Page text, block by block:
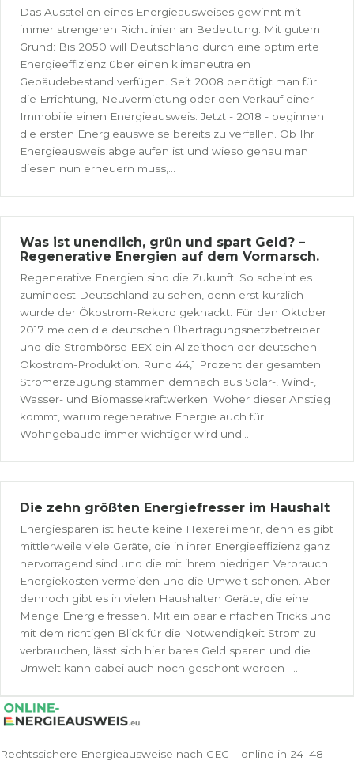
Das Ausstellen eines Energieausweises gewinnt mit
immer strengeren Richtlinien an Bedeutung. Mit gutem
Grund: Bis 2050 will Deutschland durch eine optimierte
Energieeffizienz über einen klimaneutralen
Gebäudebestand verfügen. Seit 2008 benötigt man für
die Errichtung, Neuvermietung oder den Verkauf einer
Immobilie einen Energieausweis. Jetzt - 2018 - beginnen
die ersten Energieausweise bereits zu verfallen. Ob Ihr
Energieausweis abgelaufen ist und wieso genau man
diesen nun erneuern muss,...
Was ist unendlich, grün und spart Geld? –
Regenerative Energien auf dem Vormarsch.
Regenerative Energien sind die Zukunft. So scheint es
zumindest Deutschland zu sehen, denn erst kürzlich
wurde der Ökostrom-Rekord geknackt. Für den Oktober
2017 melden die deutschen Übertragungsnetzbetreiber
und die Strombörse EEX ein Allzeithoch der deutschen
Ökostrom-Produktion. Rund 44,1 Prozent der gesamten
Stromerzeugung stammen demnach aus Solar-, Wind-,
Wasser- und Biomassekraftwerken. Woher dieser Anstieg
kommt, warum regenerative Energie auch für
Wohngebäude immer wichtiger wird und...
Die zehn größten Energiefresser im Haushalt
Energiesparen ist heute keine Hexerei mehr, denn es gibt
mittlerweile viele Geräte, die in ihrer Energieeffizienz ganz
hervorragend sind und die mit ihrem niedrigen Verbrauch
Energiekosten vermeiden und die Umwelt schonen. Aber
dennoch gibt es in vielen Haushalten Geräte, die eine
Menge Energie fressen. Mit ein paar einfachen Tricks und
mit dem richtigen Blick für die Notwendigkeit Strom zu
verbrauchen, lässt sich hier bares Geld sparen und die
Umwelt kann dabei auch noch geschont werden –...
Rechtssichere Energieausweise nach GEG – online in 24–48